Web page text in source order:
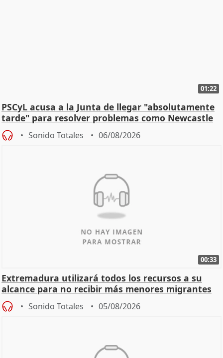
01:22
PSCyL acusa a la Junta de llegar "absolutamente
tarde" para resolver problemas como Newcastle
Sonido Totales 06/08/2026
00:33
Extremadura utilizará todos los recursos a su
alcance para no recibir más menores migrantes
Sonido Totales 05/08/2026